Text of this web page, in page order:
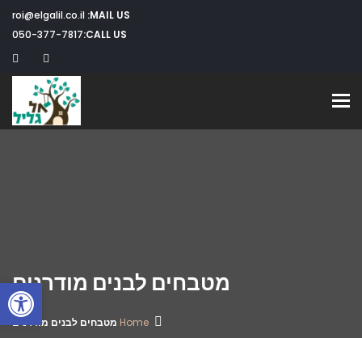
MAIL US:
CALL US:
050-377-7817
Toggle navigation
מטבחים לבנים מודרנים
Home מטבחים לבנים מודרנים